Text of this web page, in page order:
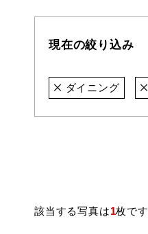
現在の絞り込み
ダイニング
該当する写真は1枚です